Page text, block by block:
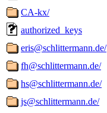
CA-kx/
authorized_keys
eris@schlittermann.de/
fh@schlittermann.de/
hs@schlittermann.de/
js@schlittermann.de/